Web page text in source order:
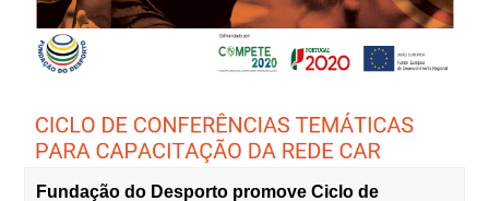
Fundação do Desporto promove Ciclo de